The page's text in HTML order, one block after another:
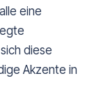
eine
diese
Akzente in